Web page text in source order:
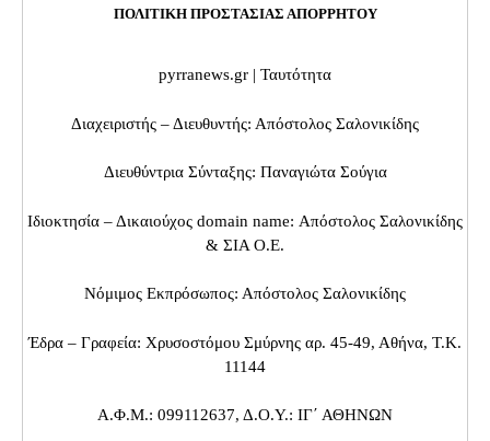
ΠΟΛΙΤΙΚΗ ΠΡΟΣΤΑΣΙΑΣ ΑΠΟΡΡΗΤΟΥ
pyrranews.gr | Ταυτότητα
Διαχειριστής – Διευθυντής: Απόστολος Σαλονικίδης
Διευθύντρια Σύνταξης: Παναγιώτα Σούγια
Ιδιοκτησία – Δικαιούχος domain name: Απόστολος Σαλονικίδης
& ΣΙΑ Ο.Ε.
Νόμιμος Εκπρόσωπος: Απόστολος Σαλονικίδης
Έδρα – Γραφεία: Χρυσοστόμου Σμύρνης αρ. 45-49, Αθήνα, Τ.Κ.
11144
Α.Φ.Μ.: 099112637, Δ.Ο.Υ.: ΙΓ΄ ΑΘΗΝΩΝ